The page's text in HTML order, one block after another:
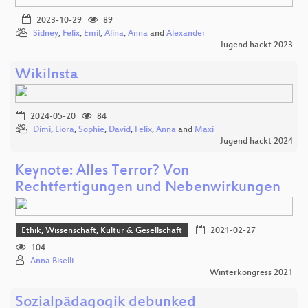
2023-10-29
89
Sidney, Felix, Emil, Alina, Anna and Alexander
Jugend hackt 2023
WikiInsta
2024-05-20
84
Dimi, Liora, Sophie, David, Felix, Anna and Maxi
Jugend hackt 2024
Keynote: Alles Terror? Von
Rechtfertigungen und Nebenwirkungen
Ethik, Wissenschaft, Kultur & Gesellschaft
2021-02-27
104
Anna Biselli
Winterkongress 2021
Sozialpädagogik debunked